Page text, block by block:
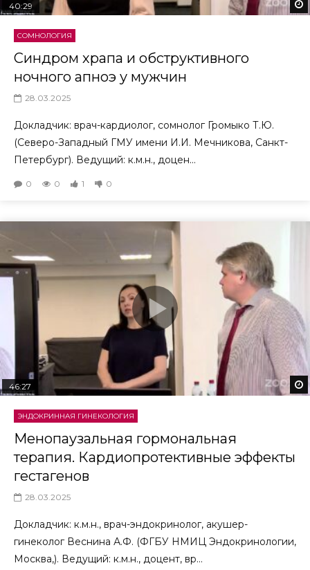
40:29
СОМНОЛОГИЯ
Синдром храпа и обструктивного
ночного апноэ у мужчин
28.03.2025
Докладчик: врач-кардиолог, сомнолог Громыко Т.Ю.
(Северо-Западный ГМУ имени И.И. Мечникова, Санкт-
Петербург). Ведущий: к.м.н., доцен...
0 0 1 0
46:27
ЭНДОКРИННАЯ ГИНЕКОЛОГИЯ
Менопаузальная гормональная
терапия. Кардиопротективные эффекты
гестагенов
28.03.2025
Докладчик: к.м.н., врач-эндокринолог, акушер-
гинеколог Веснина А.Ф. (ФГБУ НМИЦ Эндокринологии,
Москва,). Ведущий: к.м.н., доцент, вр...